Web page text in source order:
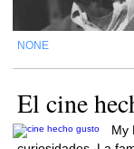
NONE
El cine
My